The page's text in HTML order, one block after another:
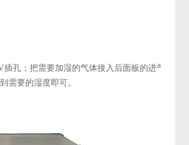
插孔；把需要加湿的气体接入后面板的进气口；
需要的湿度即可。